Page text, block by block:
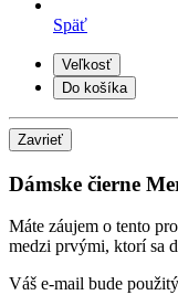
Späť
Veľkosť
Do košíka
Zavrieť
Dámske čierne
Máte záujem o tento
medzi prvými, ktorí sa
Váš e-mail bude